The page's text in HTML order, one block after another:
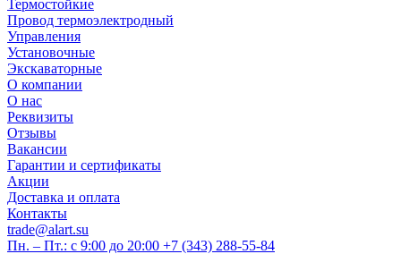
Термостойкие
Провод термоэлектродный
Управления
Установочные
Экскаваторные
О компании
О нас
Реквизиты
Отзывы
Вакансии
Гарантии и сертификаты
Акции
Доставка и оплата
Контакты
trade@alart.su
Пн. – Пт.: с 9:00 до 20:00 +7 (343) 288-55-84